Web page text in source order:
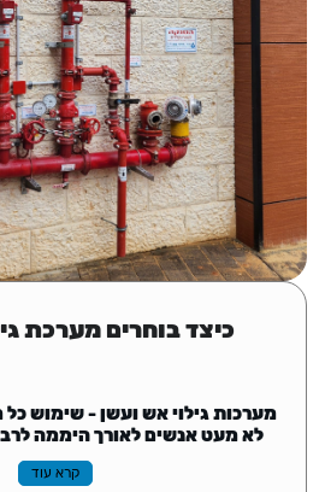
כיצד בוחרים מערכת
מערכות גילוי אש ועשן - שימוש
לא מעט אנשים לאורך היממה
קרא עוד